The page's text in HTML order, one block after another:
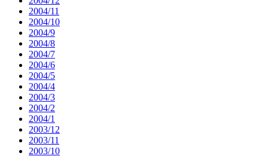
2004/11
2004/10
2004/9
2004/8
2004/7
2004/6
2004/5
2004/4
2004/3
2004/2
2004/1
2003/12
2003/11
2003/10